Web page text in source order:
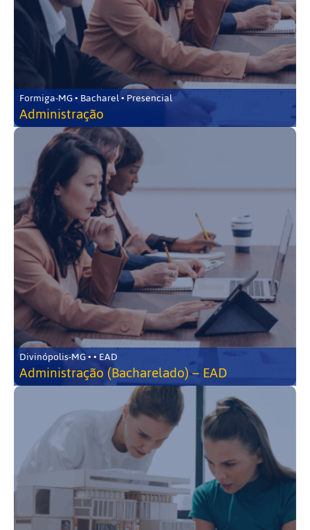
Formiga-MG • Bacharel • Presencial
Administração
Divinópolis-MG • • EAD
Administração (Bacharelado) – EAD